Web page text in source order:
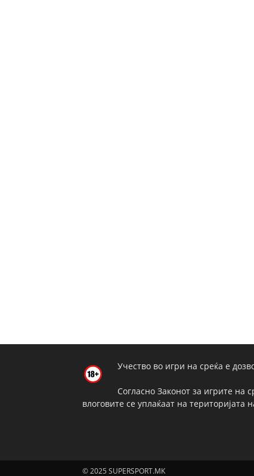
Учество во игри на среќа е
Согласно Законот за игрите на
влоговите се уплаќаат на територијата
© 2025 SUPERSPORT.MK